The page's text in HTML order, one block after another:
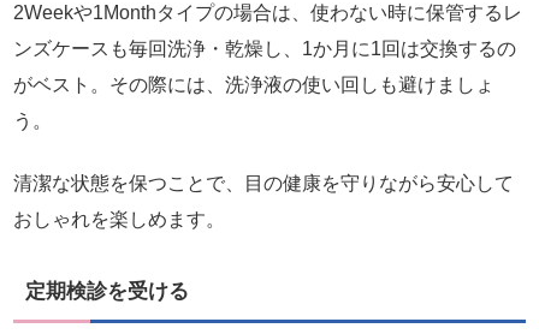
2Weekや1Monthタイプの場合は、使わない時に保管するレ
ンズケースも毎回洗浄・乾燥し、1か月に1回は交換するの
がベスト。その際には、洗浄液の使い回しも避けましょ
う。
清潔な状態を保つことで、目の健康を守りながら安心して
おしゃれを楽しめます。
定期検診を受ける